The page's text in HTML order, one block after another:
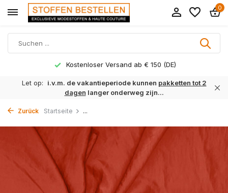
0
Kostenloser Versand ab € 150 (DE)
Let op: i.v.m. de vakantieperiode kunnen pakketten tot 2
dagen langer onderweg zijn...
Zurück Startseite ...